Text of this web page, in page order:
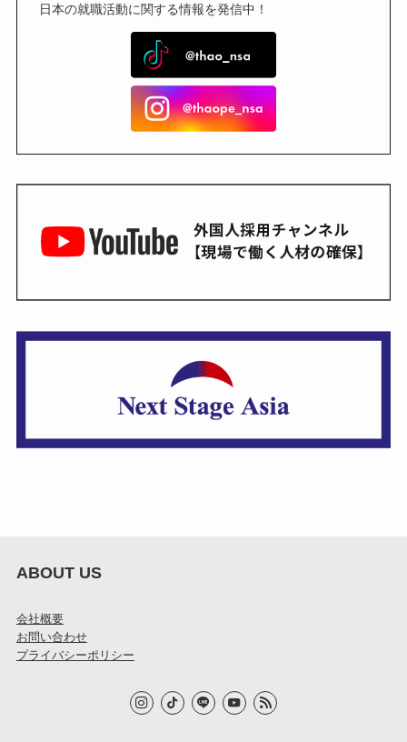
日本の就職活動に関する情報を発信中！
ABOUT US
会社概要
お問い合わせ
プライバシーポリシー